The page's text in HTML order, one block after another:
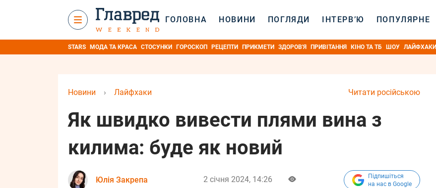
ГОЛОВНА НОВИНИ ПОГЛЯДИ ІНТЕРВ’Ю ПОПУЛЯРНЕ
STARS МОДА ТА КРАСА СТОСУНКИ ГОРОСКОП РЕЦЕПТИ ПРИКМЕТИ ЗДОРОВ'Я ПРИВІТАННЯ КІНО ТА ТБ ШОУ ЛАЙФХАКИ
Читати російською
Новини › Лайфхаки
Як швидко вивести плями вина з
килима: буде як новий
Юлія Закрепа 2 січня 2024, 14:26
Підпишіться
на нас в Google